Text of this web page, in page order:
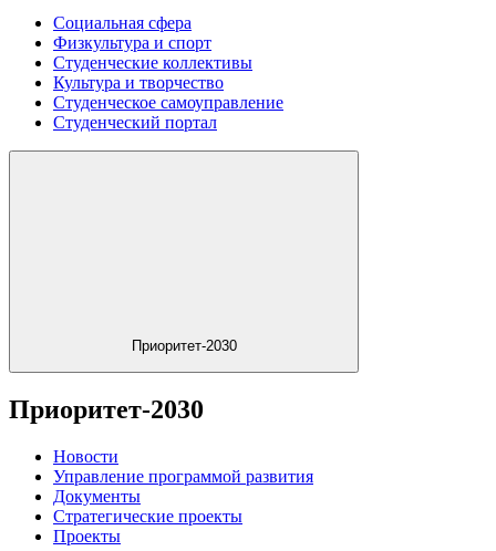
Социальная сфера
Физкультура и спорт
Студенческие коллективы
Культура и творчество
Студенческое самоуправление
Студенческий портал
Приоритет-2030
Приоритет-2030
Новости
Управление программой развития
Документы
Стратегические проекты
Проекты